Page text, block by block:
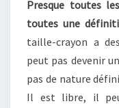
Presque toutes
toutes une
taille-crayon a
peut pas devenir
pas de nature
Il est libre, il